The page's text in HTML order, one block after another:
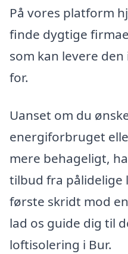
På vores platform
finde dygtige
som kan levere
for.
Uanset om du
energiforbruget
mere behageligt,
tilbud fra pålidelige
første skridt mod
lad os guide dig til
loftisolering i Bur.